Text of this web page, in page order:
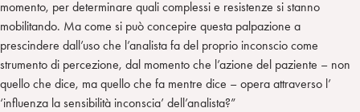
momento, per determinare quali complessi e resistenze si stanno
mobilitando. Ma come si può concepire questa palpazione a
prescindere dall’uso che l’analista fa del proprio inconscio come
strumento di percezione, dal momento che l’azione del paziente – non
quello che dice, ma quello che fa mentre dice – opera attraverso l’
‘influenza la sensibilità inconscia’ dell’analista?”